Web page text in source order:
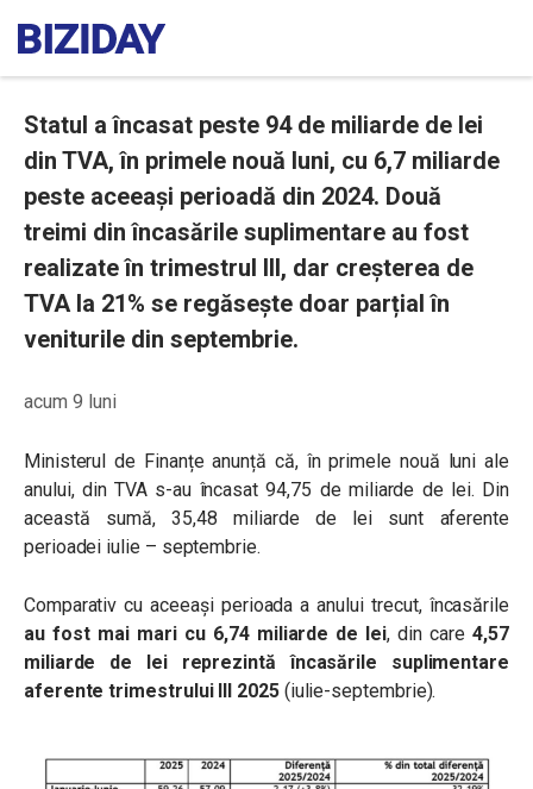
Statul a încasat peste 94 de miliarde de lei
din TVA, în primele nouă luni, cu 6,7 miliarde
peste aceeași perioadă din 2024. Două
treimi din încasările suplimentare au fost
realizate în trimestrul III, dar creșterea de
TVA la 21% se regăsește doar parțial în
veniturile din septembrie.
acum 9 luni
Ministerul de Finanțe anunță că, în primele nouă luni ale
anului, din TVA s-au încasat 94,75 de miliarde de lei. Din
această sumă, 35,48 miliarde de lei sunt aferente
perioadei iulie – septembrie.
Comparativ cu aceeași perioada a anului trecut, încasările
au fost mai mari cu 6,74 miliarde de lei, din care4,57
miliarde de lei reprezintă încasările suplimentare
aferente trimestrului III 2025(iulie-septembrie).